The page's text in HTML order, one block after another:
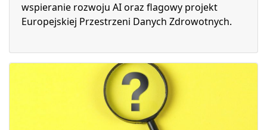
wspieranie rozwoju AI oraz flagowy projekt
Europejskiej Przestrzeni Danych Zdrowotnych.